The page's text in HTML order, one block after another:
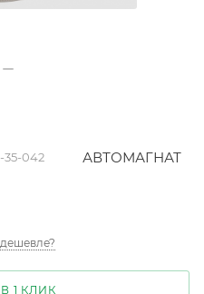
35-042 АВТОМАГНАТ
1 КЛИК